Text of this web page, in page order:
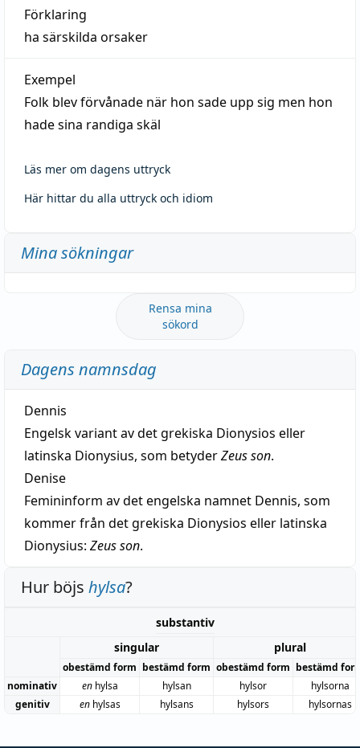
Förklaring
ha särskilda orsaker
Exempel
Folk blev förvånade när hon sade upp sig men hon
hade sina randiga skäl
Läs mer om dagens uttryck
Här hittar du alla uttryck och idiom
Mina sökningar
Rensa mina
sökord
Dagens namnsdag
Dennis
Engelsk variant av det grekiska Dionysios eller
latinska Dionysius, som betyderZeus son.
Denise
Femininform av det engelska namnet Dennis, som
kommer från det grekiska Dionysios eller latinska
Dionysius: Zeus son.
Hur böjs hylsa?
substantiv
singular
plural
obestämd form bestämd form obestämd form bestämd
nominativ
enhylsa hylsan hylsor
hylsorna
genitiv
enhylsas hylsans hylsors hylsornas